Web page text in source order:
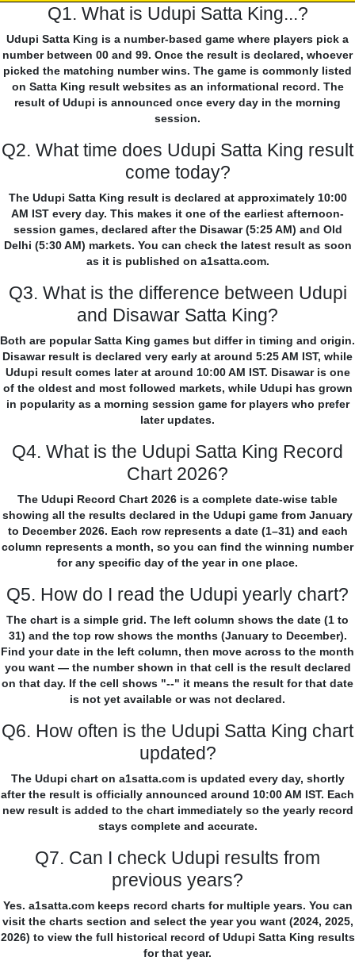
Q1. What is Udupi Satta King...?
Udupi Satta King is a number-based game where players pick a
number between 00 and 99. Once the result is declared, whoever
picked the matching number wins. The game is commonly listed
on Satta King result websites as an informational record. The
result of Udupi is announced once every day in the morning
session.
Q2. What time does Udupi Satta King result
come today?
The Udupi Satta King result is declared at approximately 10:00
AM IST every day. This makes it one of the earliest afternoon-
session games, declared after the Disawar (5:25 AM) and Old
Delhi (5:30 AM) markets. You can check the latest result as soon
as it is published on a1satta.com.
Q3. What is the difference between Udupi
and Disawar Satta King?
Both are popular Satta King games but differ in timing and origin.
Disawar result is declared very early at around 5:25 AM IST, while
Udupi result comes later at around 10:00 AM IST. Disawar is one
of the oldest and most followed markets, while Udupi has grown
in popularity as a morning session game for players who prefer
later updates.
Q4. What is the Udupi Satta King Record
Chart 2026?
The Udupi Record Chart 2026 is a complete date-wise table
showing all the results declared in the Udupi game from January
to December 2026. Each row represents a date (1–31) and each
column represents a month, so you can find the winning number
for any specific day of the year in one place.
Q5. How do I read the Udupi yearly chart?
The chart is a simple grid. The left column shows the date (1 to
31) and the top row shows the months (January to December).
Find your date in the left column, then move across to the month
you want — the number shown in that cell is the result declared
on that day. If the cell shows "--" it means the result for that date
is not yet available or was not declared.
Q6. How often is the Udupi Satta King chart
updated?
The Udupi chart on a1satta.com is updated every day, shortly
after the result is officially announced around 10:00 AM IST. Each
new result is added to the chart immediately so the yearly record
stays complete and accurate.
Q7. Can I check Udupi results from
previous years?
Yes. a1satta.com keeps record charts for multiple years. You can
visit the charts section and select the year you want (2024, 2025,
2026) to view the full historical record of Udupi Satta King results
for that year.